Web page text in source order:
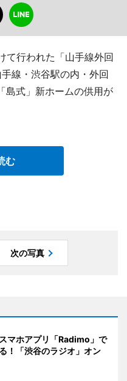
て行われた「山手線外回
線・渋谷駅の内・外回
島式」新ホームの供用が
む
次の写真
マホアプリ「Radimo」で
！「渋谷のラジオ」オン